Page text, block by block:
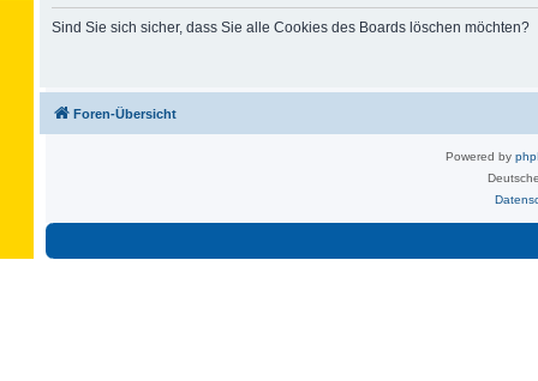
Sind Sie sich sicher, dass Sie alle Cookies des Boards löschen möchten?
Foren-Übersicht
Powered by